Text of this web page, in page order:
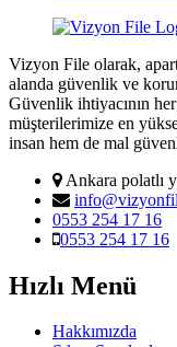
Vizyon File olarak,
alanda güvenlik ve
Güvenlik ihtiyacının
müşterilerimize en
insan hem de mal
Ankara polatlı
0553 254 17 16
0553 254 17 16
Hızlı Menü
Hakkımızda